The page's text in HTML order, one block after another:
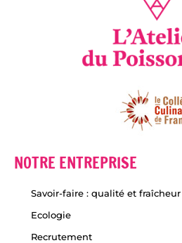
NOTRE ENTREPRISE
Savoir-faire : qualité et fraîcheur
Ecologie
Recrutement